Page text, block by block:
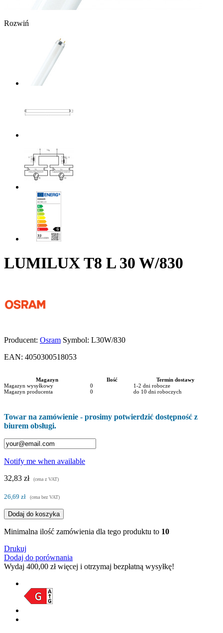
Rozwiń
LUMILUX T8 L 30 W/830
Producent: Osram Symbol: L30W/830
EAN: 4050300518053
Magazyn Ilość
Termin dostawy
Magazyn wysyłkowy
0
1-2 dni robocze
Magazyn producenta
0 do 10 dni roboczych
Towar na zamówienie - prosimy potwierdzić dostępność z
biurem obsługi.
Notify me when available
32,83 zł
(cena z VAT)
26,69 zł (cena bez VAT)
Dodaj do koszyka
Minimalna ilość zamówienia dla tego produktu to 10
Drukuj
Dodaj do porównania
Wydaj 400,00 złwięcej i otrzymaj bezpłatną wysyłkę!